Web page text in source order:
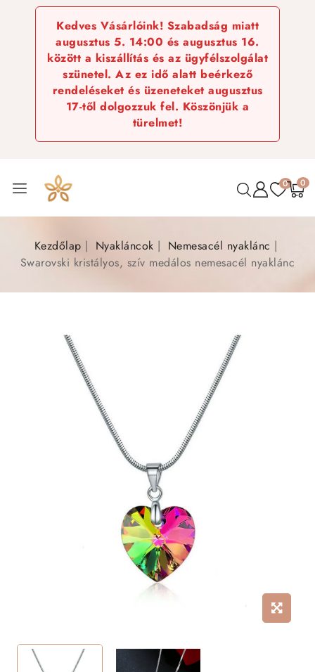
Kedves Vásárlóink! Szabadság miatt
augusztus 5. 14:00 és augusztus 16.
között a kiszállítás és az ügyfélszolgálat
szünetel. Az ez idő alatt beérkező
rendeléseket és üzeneteket augusztus
17-től dolgozzuk fel. Köszönjük a
türelmet!
0 0
Kezdőlap Nyakláncok
Nemesacél nyaklánc
Swarovski kristályos, szív medálos nemesacél nyaklánc